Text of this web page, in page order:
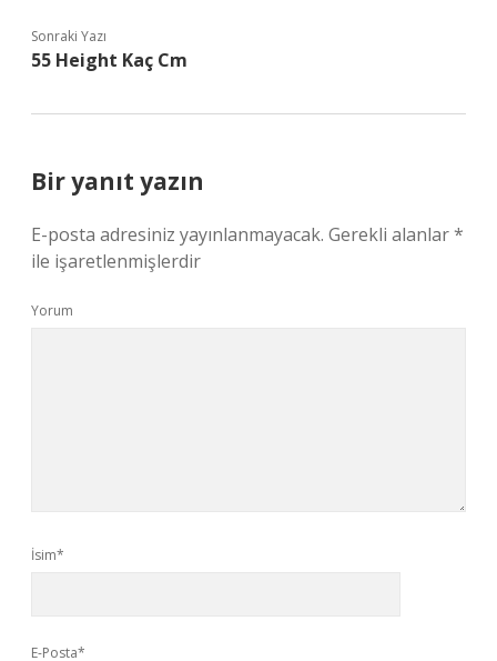
Sonraki Yazı
55 Height Kaç Cm
Bir yanıt yazın
E-posta adresiniz yayınlanmayacak. Gerekli alanlar*
ile işaretlenmişlerdir
Yorum
İsim*
E-Posta*